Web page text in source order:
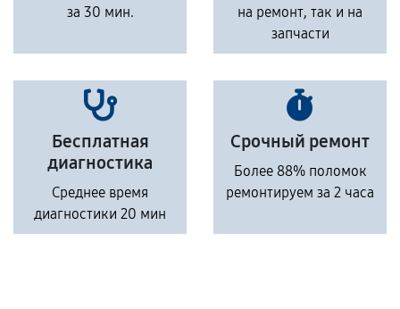
за 30 мин.
на ремонт, так и на
запчасти
Бесплатная
диагностика
Среднее время
диагностики 20 мин
Срочный ремонт
Более 88% поломок
ремонтируем за 2 часа